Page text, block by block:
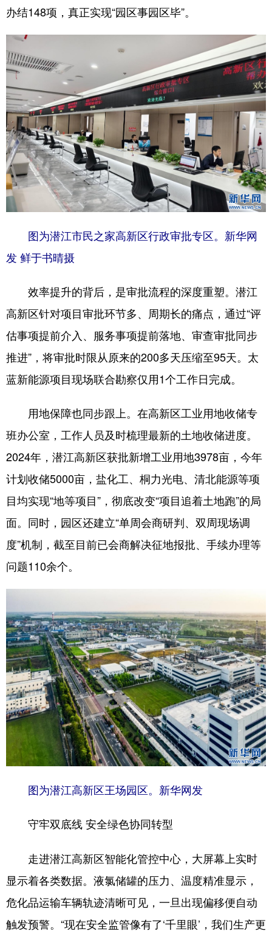
办结148项，真正实现“园区事园区毕”。
图为潜江市民之家高新区行政审批专区。新华网
发 鲜于书晴摄
效率提升的背后，是审批流程的深度重塑。潜江
高新区针对项目审批环节多、周期长的痛点，通过“评
估事项提前介入、服务事项提前落地、审查审批同步
推进”，将审批时限从原来的200多天压缩至95天。太
蓝新能源项目现场联合勘察仅用1个工作日完成。
用地保障也同步跟上。在高新区工业用地收储专
班办公室，工作人员及时梳理最新的土地收储进度。
2024年，潜江高新区获批新增工业用地3978亩，今年
计划收储5000亩，盐化工、桐力光电、清北能源等项
目均实现“地等项目”，彻底改变“项目追着土地跑”的局
面。同时，园区还建立“单周会商研判、双周现场调
度”机制，截至目前已会商解决征地报批、手续办理等
问题110余个。
图为潜江高新区王场园区。新华网发
守牢双底线 安全绿色协同转型
走进潜江高新区智能化管控中心，大屏幕上实时
显示着各类数据。液氯储罐的压力、温度精准显示，
危化品运输车辆轨迹清晰可见，一旦出现偏移便自动
触发预警。“现在安全监管像有了‘千里眼’，我们生产更